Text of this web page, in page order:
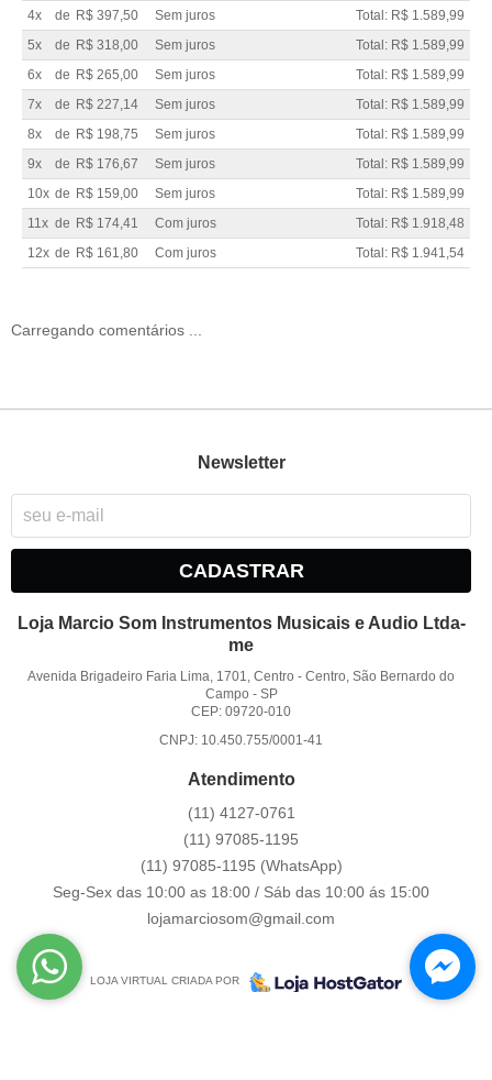
4x
de R$ 397,50 Sem juros
Total: R$ 1.589,99
5x
de R$ 318,00 Sem juros
Total: R$ 1.589,99
6x
de R$ 265,00 Sem juros
Total: R$ 1.589,99
7x
de R$ 227,14 Sem juros
Total: R$ 1.589,99
8x
de R$ 198,75 Sem juros
Total: R$ 1.589,99
9x
de R$ 176,67 Sem juros
Total: R$ 1.589,99
10x de R$ 159,00 Sem juros
Total: R$ 1.589,99
11x de R$ 174,41 Com juros
Total: R$ 1.918,48
12x de R$ 161,80 Com juros Total: R$ 1.941,54
Carregando comentários ...
Newsletter
CADASTRAR
Loja Marcio Som Instrumentos Musicais e Audio Ltda-
me
Avenida Brigadeiro Faria Lima, 1701, Centro -Centro, São Bernardo do
Campo - SP
CEP: 09720-010
CNPJ: 10.450.755/0001-41
Atendimento
(11) 4127-0761
(11) 97085-1195
(11) 97085-1195 (WhatsApp)
Seg-Sex das 10:00 as 18:00 / Sáb das 10:00 ás 15:00
lojamarciosom@gmail.com
LOJA VIRTUAL CRIADA POR